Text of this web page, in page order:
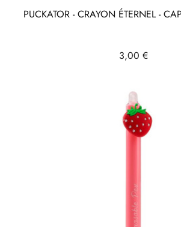
PUCKATOR - CRAYON ÉTERNEL -
Prix
3,00 €